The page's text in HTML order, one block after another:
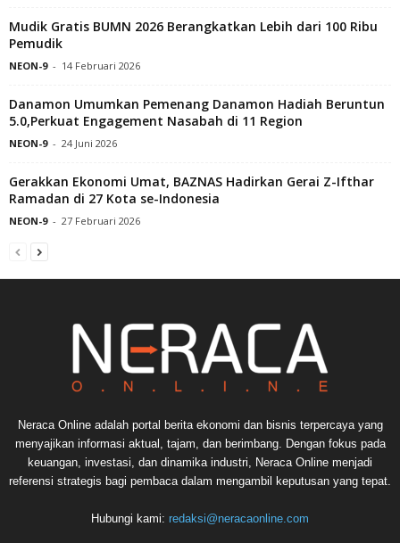
Mudik Gratis BUMN 2026 Berangkatkan Lebih dari 100 Ribu
Pemudik
NEON-9 - 14 Februari 2026
Danamon Umumkan Pemenang Danamon Hadiah Beruntun
5.0,Perkuat Engagement Nasabah di 11 Region
NEON-9 - 24 Juni 2026
Gerakkan Ekonomi Umat, BAZNAS Hadirkan Gerai Z-Ifthar
Ramadan di 27 Kota se-Indonesia
NEON-9 - 27 Februari 2026
Neraca Online adalah portal berita ekonomi dan bisnis terpercaya yang
menyajikan informasi aktual, tajam, dan berimbang. Dengan fokus pada
keuangan, investasi, dan dinamika industri, Neraca Online menjadi
referensi strategis bagi pembaca dalam mengambil keputusan yang tepat.
Hubungi kami: redaksi@neracaonline.com